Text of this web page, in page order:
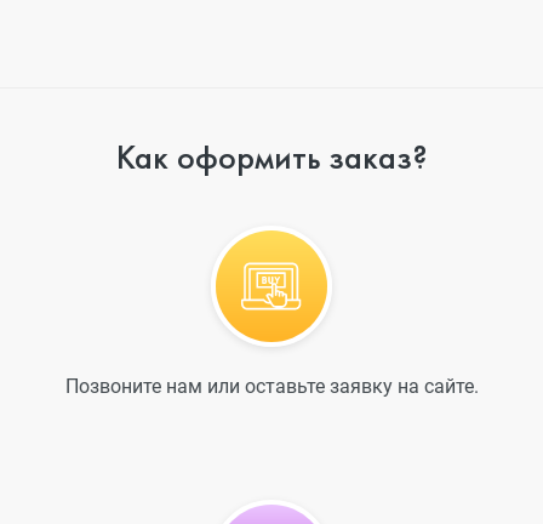
Как оформить заказ?
Позвоните нам или оставьте заявку на сайте.